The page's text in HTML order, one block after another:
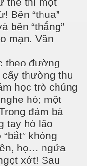
thế thì một
Bên “thua”
bên “thắng”
mạn. Văn
đường
thường thu
học trò chúng
hò; một
đám bà
tay hò lão
không
họ… ngứa
xớt! Sau